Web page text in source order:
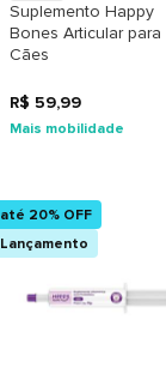
Suplemento Happy
Bones Articular para
Cães
R$ 59,99
Mais mobilidade
até 20% OFF
Lançamento